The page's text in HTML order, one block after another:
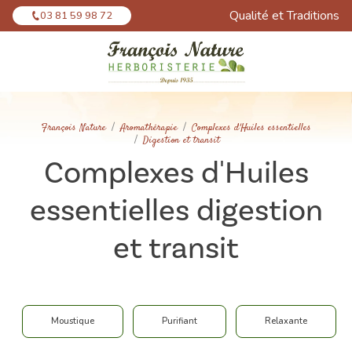
03 81 59 98 72 Qualité et Traditions
François Nature Aromathérapie
Complexes d'Huiles essentielles
Digestion et transit
Complexes d'Huiles
essentielles digestion
et transit
Moustique Purifiant Relaxante
Panneau de gestion des cookies